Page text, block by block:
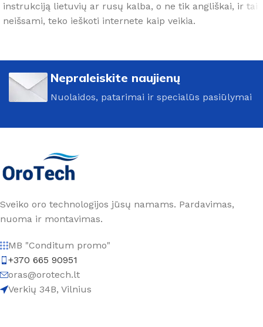
instrukciją lietuvių ar rusų kalba, o ne tik angliškai, ir tai
neišsami, teko ieškoti internete kaip veikia.
Nepraleiskite naujienų
Nuolaidos, patarimai ir specialūs pasiūlymai
Sveiko oro technologijos jūsų namams. Pardavimas,
nuoma ir montavimas.
MB "Conditum promo"
+370 665 90951
oras@orotech.lt
Verkių 34B, Vilnius